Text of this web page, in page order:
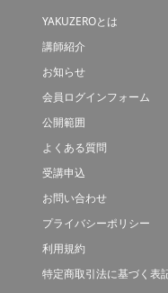
YAKUZEROとは
講師紹介
お知らせ
会員ログインフォーム
公開範囲
よくある質問
受講申込
お問い合わせ
プライバシーポリシー
利用規約
特定商取引法に基づく表